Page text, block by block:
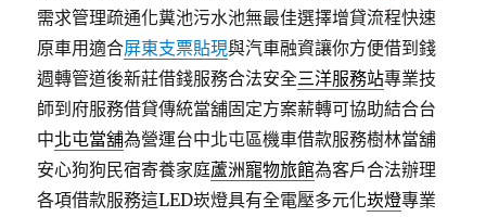
需求管理疏通化糞池污水池無最佳選擇增貸流程快速
原車用適合屏東支票貼現與汽車融資讓你方便借到錢
週轉管道後新莊借錢服務合法安全三洋服務站專業技
師到府服務借貸傳統當舖固定方案薪轉可協助結合台
中北屯當舖為營運台中北屯區機車借款服務樹林當舖
安心狗狗民宿寄養家庭蘆洲寵物旅館為客戶合法辦理
各項借款服務這LED崁燈具有全電壓多元化崁燈專業